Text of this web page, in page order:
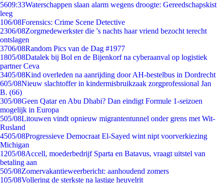
5609:33Waterschappen slaan alarm wegens droogte: Gereedschapskist
leeg
106/08Forensics: Crime Scene Detective
2306/08Zorgmedewerkster die 's nachts haar vriend bezocht terecht
ontslagen
3706/08Random Pics van de Dag #1977
1805/08Datalek bij Bol en de Bijenkorf na cyberaanval op logistiek
partner Ceva
3405/08Kind overleden na aanrijding door AH-bestelbus in Dordrecht
605/08Nieuw slachtoffer in kindermisbruikzaak zorgprofessional Jan
B. (66)
305/08Geen Qatar en Abu Dhabi? Dan eindigt Formule 1-seizoen
mogelijk in Europa
505/08Litouwen vindt opnieuw migrantentunnel onder grens met Wit-
Rusland
4505/08Progressieve Democraat El-Sayed wint nipt voorverkiezing
Michigan
1205/08Accell, moederbedrijf Sparta en Batavus, vraagt uitstel van
betaling aan
505/08Zomervakantieweerbericht: aanhoudend zomers
105/08Vollering de sterkste na lastige heuvelrit